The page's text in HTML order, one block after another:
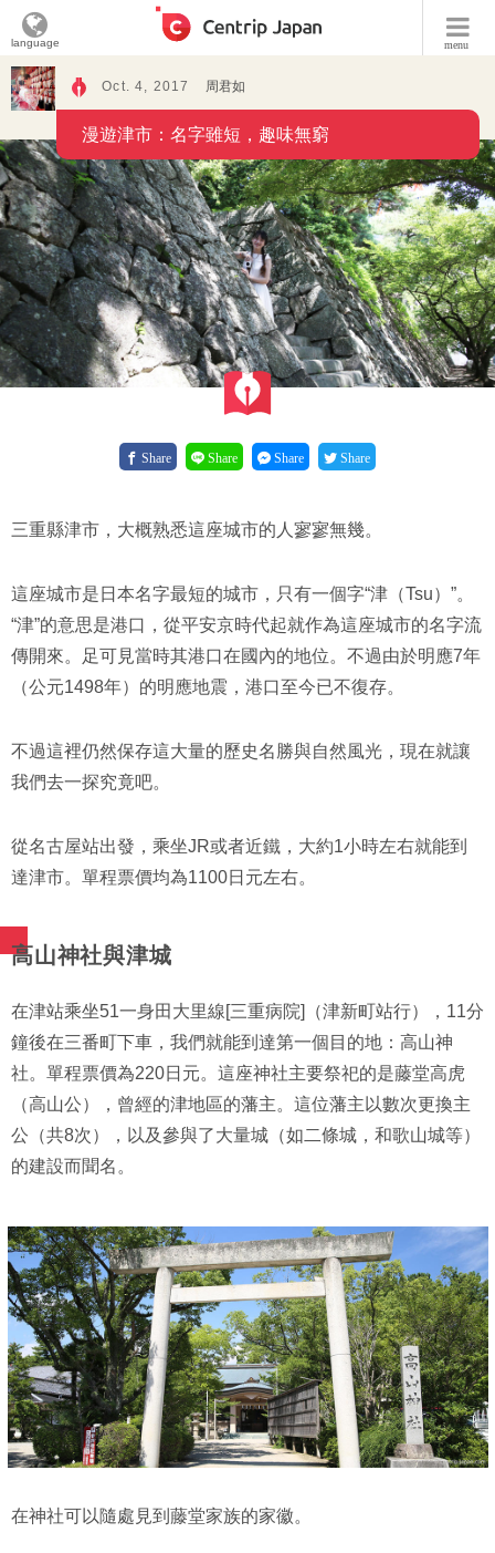
menu
language
Oct. 4, 2017 周君如
漫遊津市：名字雖短，趣味無窮
Share Share Share Share
三重縣津市，大概熟悉這座城市的人寥寥無幾。
這座城市是日本名字最短的城市，只有一個字“津（Tsu）”。
“津”的意思是港口，從平安京時代起就作為這座城市的名字流
傳開來。足可見當時其港口在國內的地位。不過由於明應7年
（公元1498年）的明應地震，港口至今已不復存。
不過這裡仍然保存這大量的歷史名勝與自然風光，現在就讓
我們去一探究竟吧。
從名古屋站出發，乘坐JR或者近鐵，大約1小時左右就能到
達津市。單程票價均為1100日元左右。
高山神社與津城
在津站乘坐51一身田大里線[三重病院]（津新町站行），11分
鐘後在三番町下車，我們就能到達第一個目的地：高山神
社。單程票價為220日元。這座神社主要祭祀的是藤堂高虎
（高山公），曾經的津地區的藩主。這位藩主以數次更換主
公（共8次），以及參與了大量城（如二條城，和歌山城等）
的建設而聞名。
在神社可以隨處見到藤堂家族的家徽。